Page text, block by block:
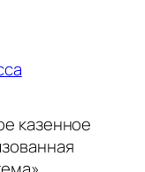
казенное